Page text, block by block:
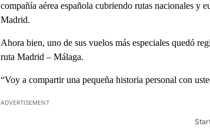
compañía aérea española cubriendo rutas nacionales y
Madrid.
Ahora bien, uno de sus vuelos más especiales quedó
ruta Madrid – Málaga.
“Voy a compartir una pequeña historia personal con
ADVERTISEMENT